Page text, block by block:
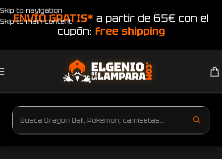
Skip to navigation
Skip to main content
ENVÍO GRATIS* a partir de 65€ con el
cupón: free shipping